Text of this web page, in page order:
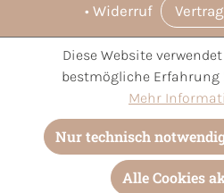
Widerruf
* Alle Preise inkl. gesetzl.
und ggf. Nachnahmegebühren,
Diese Website
bestmögliche Erfahrung
Mehr
Nur technisch
Alle Cookies